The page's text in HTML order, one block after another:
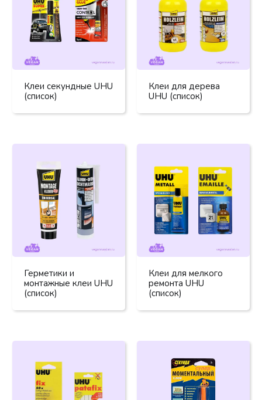
Клеи секундные UHU
(список)
Клеи для дерева
UHU (список)
Герметики и
монтажные клеи UHU
(список)
Клеи для мелкого
ремонта UHU
(список)